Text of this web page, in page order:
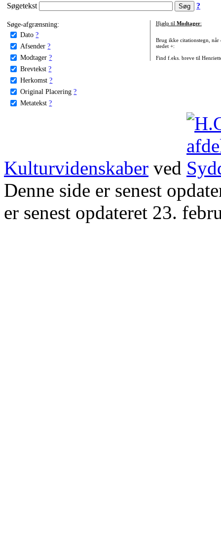
Søgetekst ?
Søge-afgrænsning:
Dato ?
Afsender ?
Modtager ?
Brevtekst ?
Herkomst ?
Original Placering ?
Metatekst ?
Hjælp til Modtager:
Brug ikke citationstegn, når
stedet +:
Find f.eks. breve til
Kulturvidenskaber ved
Denne side er senest
er senest opdateret 23.